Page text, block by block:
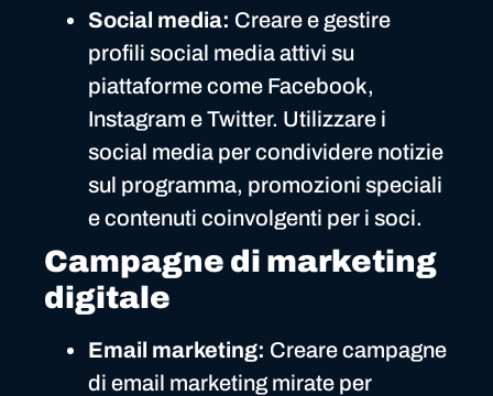
Social media: Creare e gestire
profili social media attivi su
piattaforme come Facebook,
Instagram e Twitter. Utilizzare i
social media per condividere notizie
sul programma, promozioni speciali
e contenuti coinvolgenti per i soci.
Campagne di marketing
digitale
Email marketing: Creare campagne
di email marketing mirate per